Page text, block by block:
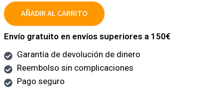
AÑADIR AL CARRITO
Envío gratuito en envíos superiores a 150€
Garantía de devolución de dinero
Reembolso sin complicaciones
Pago seguro